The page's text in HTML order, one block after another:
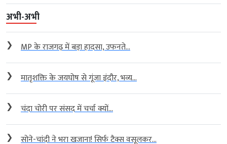
अभी-अभी
❯ MP के राजगढ़ में बड़ा हादसा, उफनते...
❯ मातृशक्ति के जयघोष से गूंजा इंदौर, भव्य...
❯ चंदा चोरी पर संसद में चर्चा क्यों...
❯ सोने-चांदी ने भरा खजाना! सिर्फ टैक्स वसूलकर...